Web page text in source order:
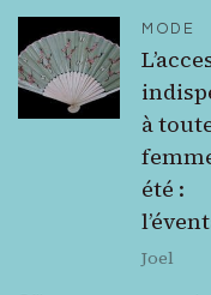
MODE
à
été :
Joel